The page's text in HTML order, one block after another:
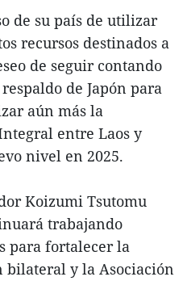
de su país de utilizar
recursos destinados a
de seguir contando
de Japón para
aún más la
entre Laos y
nivel en 2025.
Koizumi Tsutomu
trabajando
para fortalecer la
bilateral y la Asociación